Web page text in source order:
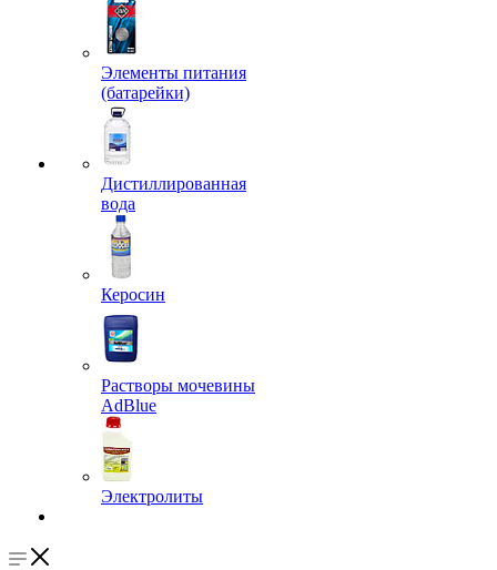
Элементы питания
(батарейки)
Дистиллированная
вода
Керосин
Растворы мочевины
AdBlue
Электролиты